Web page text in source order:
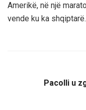
Amerikë, në një
vende ku ka
Pacolli u